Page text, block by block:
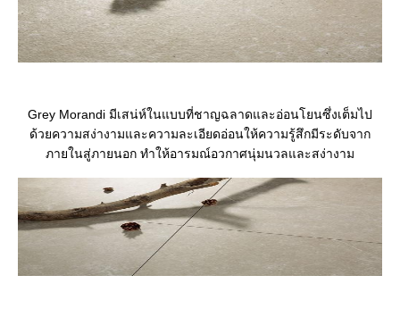
Grey Morandi มีเสน่ห์ในแบบที่ชาญฉลาดและอ่อนโยนซึ่งเต็มไป
ด้วยความสง่างามและความละเอียดอ่อนให้ความรู้สึกมีระดับจาก
ภายในสู่ภายนอก ทำให้อารมณ์อวกาศนุ่มนวลและสง่างาม